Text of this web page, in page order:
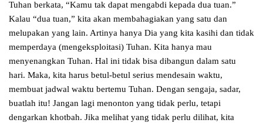
Tuhan berkata, “Kamu tak dapat mengabdi kepada dua tuan.”
Kalau “dua tuan,” kita akan membahagiakan yang satu dan
melupakan yang lain. Artinya hanya Dia yang kita kasihi dan tidak
memperdaya (mengeksploitasi) Tuhan. Kita hanya mau
menyenangkan Tuhan. Hal ini tidak bisa dibangun dalam satu
hari. Maka, kita harus betul-betul serius mendesain waktu,
membuat jadwal waktu bertemu Tuhan. Dengan sengaja, sadar,
buatlah itu! Jangan lagi menonton yang tidak perlu, tetapi
dengarkan khotbah. Jika melihat yang tidak perlu dilihat, kita